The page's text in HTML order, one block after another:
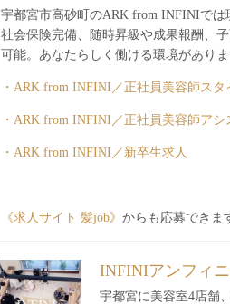
宇都宮市高砂町のARK from INFINIでは
社会保険完備、随時昇級や成果報酬、
可能。あなたらしく働ける環境があり
・ARK from INFINI／正社員美容師スタ
・ARK from INFINI／正社員美容師アシ
・ARK from INFINI／新卒生求人
《求人サイト 髪job》 からも応募できま
INFINIアンフィ
宇都宮に美容室4店舗